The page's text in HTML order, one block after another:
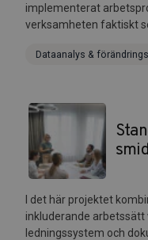
implementerat
verksamheten faktiskt
Dataanalys &
I det här projektet
inkluderande
ledningssystem och